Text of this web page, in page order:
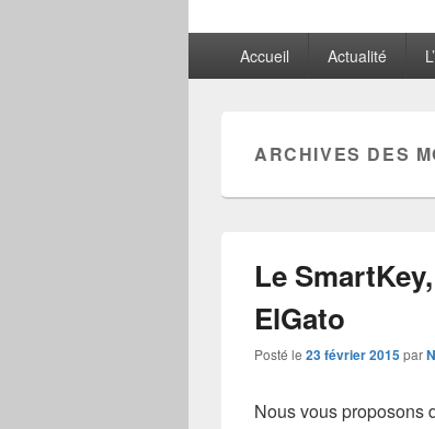
principalAccueil Actualité
ARCHIVES DES
Le
ElGato
Posté le 23 février 2015par
Nous vous proposons